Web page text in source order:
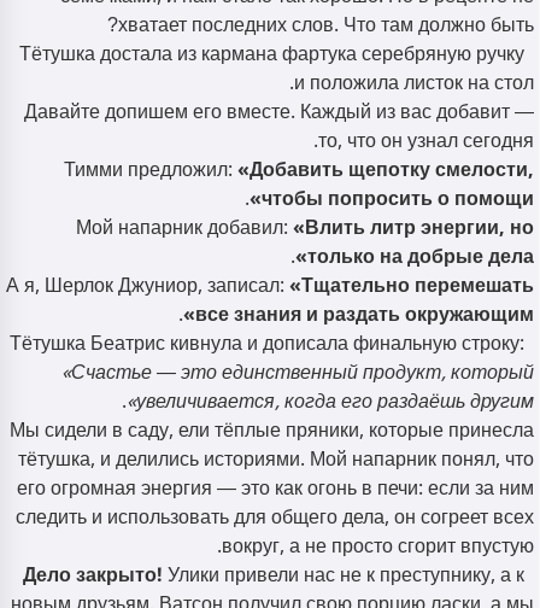
хватает последних слов. Что там должно быть?
Тётушка достала из кармана фартука серебряную ручку
и положила листок на стол.
— Давайте допишем его вместе. Каждый из вас добавит
то, что он узнал сегодня.
Тимми предложил:«Добавить щепотку смелости,
чтобы попросить о помощи»
.
Мой напарник добавил:«Влить литр энергии, но
только на добрые дела»
.
А я, Шерлок Джуниор, записал:«Тщательно перемешать
все знания и раздать окружающим»
.
Тётушка Беатрис кивнула и дописала финальную строку:
«Счастье — это единственный продукт, который
увеличивается, когда его раздаёшь другим»
.
Мы сидели в саду, ели тёплые пряники, которые принесла
тётушка, и делились историями. Мой напарник понял, что
его огромная энергия — это как огонь в печи: если за ним
следить и использовать для общего дела, он согреет всех
вокруг, а не просто сгорит впустую.
Дело закрыто!Улики привели нас не к преступнику, а к